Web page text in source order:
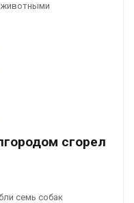
животными
сгорел
семь собак